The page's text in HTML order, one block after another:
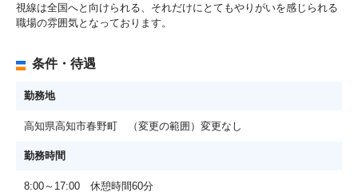
視線は全国へと向けられる、それだけにとてもやりがいを感じられる
職場の雰囲気となっております。
条件・待遇
勤務地
高知県高知市春野町 （変更の範囲）変更なし
勤務時間
8:00～17:00 休憩時間60分